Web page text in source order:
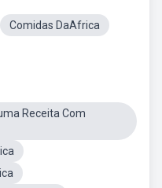
Comidas DaAfrica
Receita Com